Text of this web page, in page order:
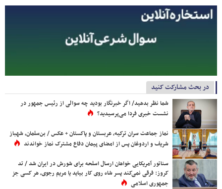
در بحث مشارکت کنید
شما نظر بدهید/ اگر خبرنگار بودید چه سوالی از رئیس جمهور در
نشست خبری فردا می‌پرسیدید؟
نماز جماعت سران ترکیه، عربستان و پاکستان + عکس / بن‌سلمان، شهباز
شریف و اردوغان پس از امضای پیمان دفاع مشترک نماز خواندند
سناتور آمریکایی خواهان ارسال اسلحه برای شورش در ایران شد / تد
کروز: فرقی نمی‌کند پسر شاه روی کار بیاید یا مریم رجوی، هر کسی جز
جمهوری اسلامی